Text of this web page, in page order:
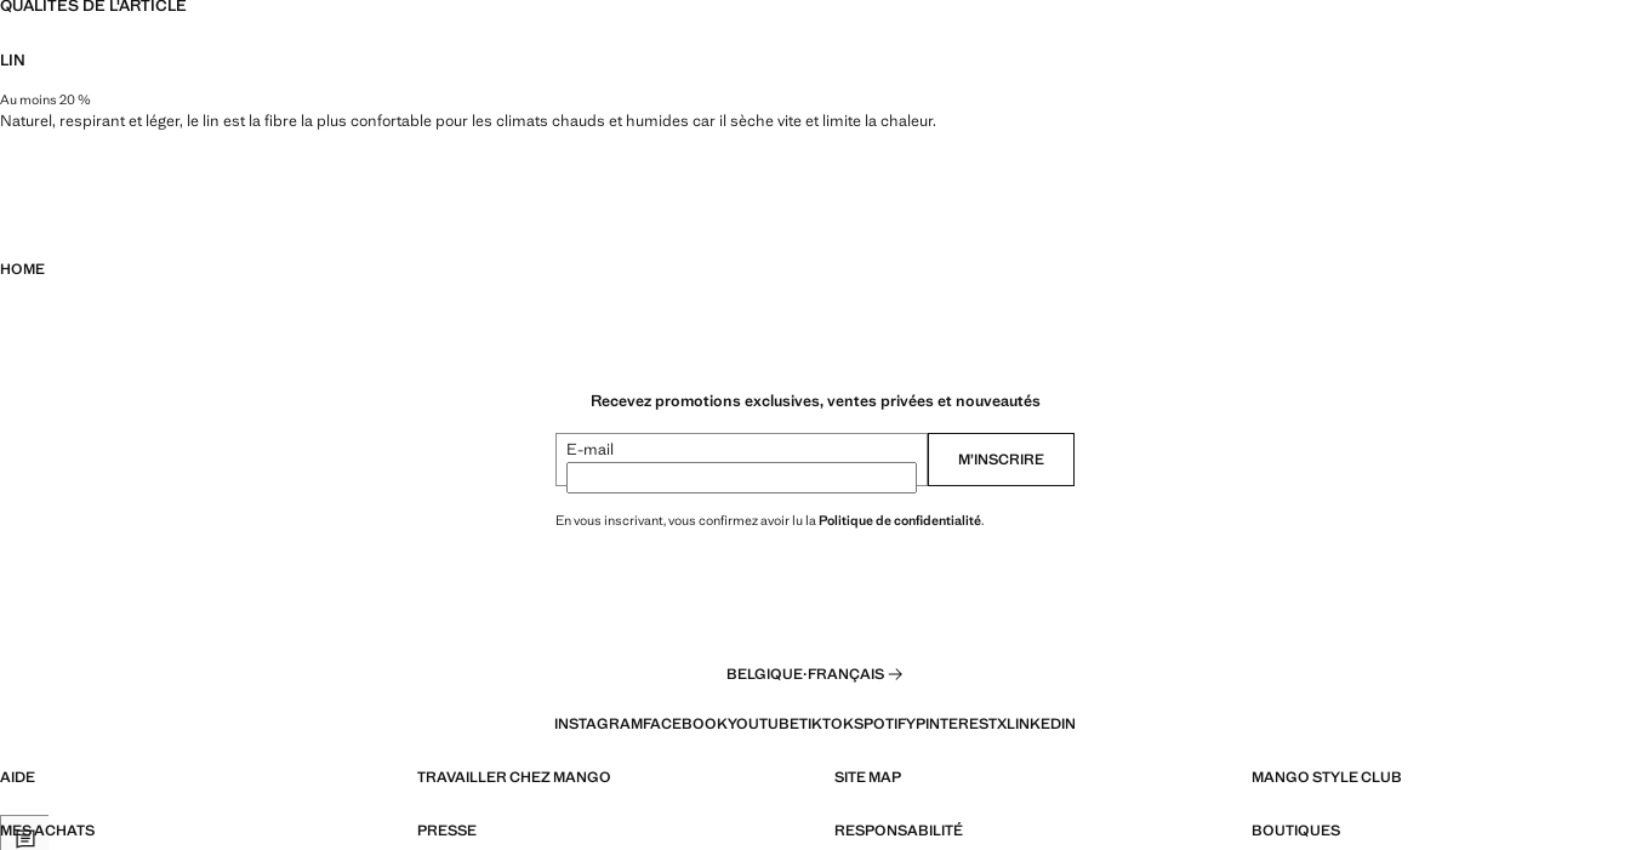
QUALITÉS DE L'ARTICLE
LIN
Au moins 20 %
Naturel, respirant et léger, le lin est la fibre la plus confortable pour les climats chauds et humides car il sèche vite et limite la chaleur.
HOME
Recevez promotions exclusives, ventes privées et nouveautés
E-mail M’INSCRIRE
En vous inscrivant, vous confirmez avoir lu la Politique de confidentialité.
BELGIQUE·FRANÇAIS
INSTAGRAMFACEBOOKYOUTUBETIKTOKSPOTIFYPINTERESTXLINKEDIN
AIDE TRAVAILLER CHEZ MANGO SITE MAP MANGO STYLE CLUB
MES ACHATS PRESSE RESPONSABILITÉ BOUTIQUES